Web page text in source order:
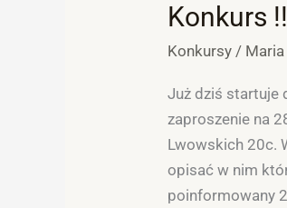
Konkurs
Konkursy /
Już dziś startuje
zaproszenie na
Lwowskich 20c.
opisać w nim
poinformowany